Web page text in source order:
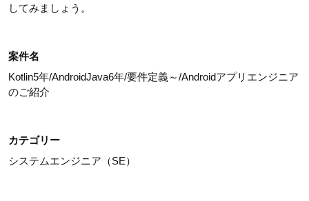
してみましょう。
案件名
Kotlin5年/AndroidJava6年/要件定義～/Androidアプリエンジニア
のご紹介
カテゴリー
システムエンジニア（SE）